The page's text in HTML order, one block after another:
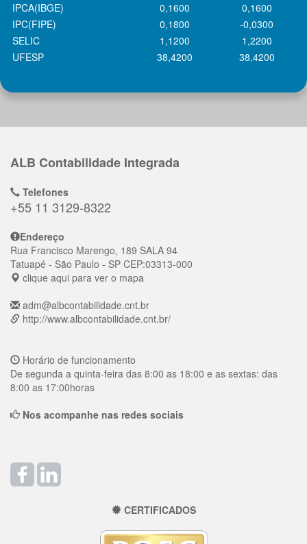
IPCA(IBGE)
0,1600
0,1600
IPC(FIPE)
0,1800
-0,0300
SELIC
1,1200
1,2200
UFESP
38,4200 38,4200
ALB Contabilidade Integrada
Telefones
+55 11 3129-8322
Endereço
Rua Francisco Marengo, 189 SALA 94
Tatuapé - São Paulo - SP CEP:03313-000
clique aqui para ver o mapa
adm@albcontabilidade.cnt.br
http://www.albcontabilidade.cnt.br/
Horário de funcionamento
De segunda a quinta-feira das 8:00 as 18:00 e as sextas: das
8:00 as 17:00horas
Nos acompanhe nas redes sociais
CERTIFICADOS